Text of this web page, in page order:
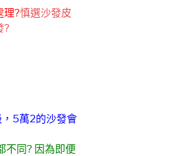
理?慎選沙發皮
?
5萬2的沙發會
不同? 因為即便